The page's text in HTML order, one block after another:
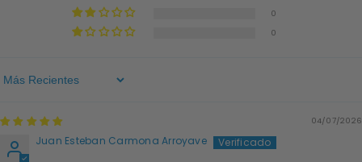
0
0
Sort By
04/07/2026
Juan Esteban Carmona Arroyave